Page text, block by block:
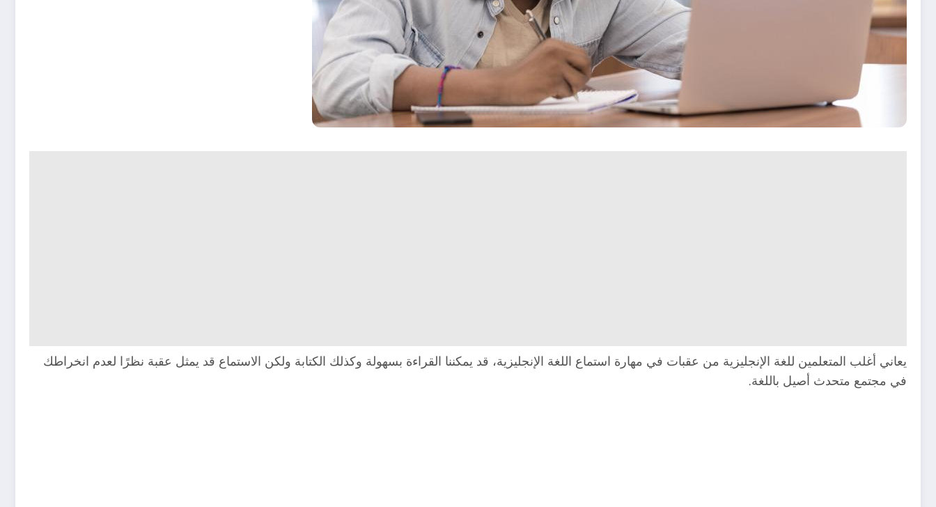
يعاني أغلب المتعلمين للغة الإنجليزية من عقبات في مهارة استماع اللغة الإنجليزية، قد يمكننا القراءة بسهولة وكذلك الكتابة ولكن الاستماع قد يمثل عقبة نظرًا لعدم انخراطك
في مجتمع متحدث أصيل باللغة.